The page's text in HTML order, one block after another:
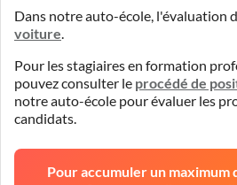
Dans notre auto-école, l'évaluation
voiture
Pour les stagiaires en formation
pouvez consulter le procédé de
notre auto-école pour évaluer les
candidats.
Pour accumuler un maximum